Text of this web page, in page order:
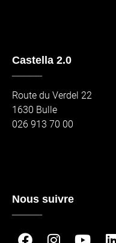
Castella 2.0
Route du Verdel 22
1630 Bulle
026 913 70 00
Nous suivre